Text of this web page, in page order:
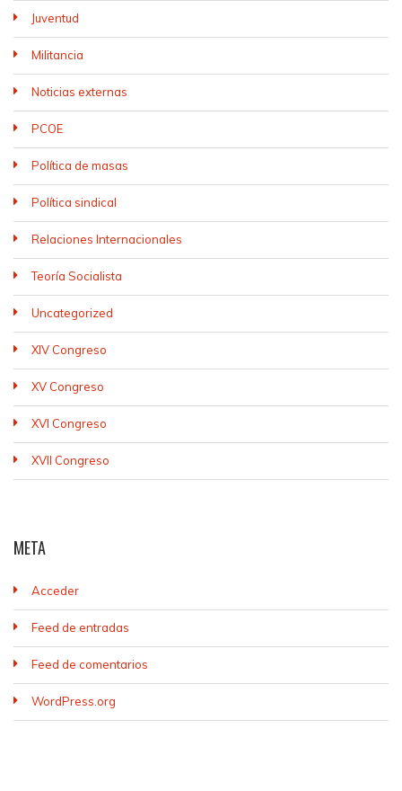
Juventud
Militancia
Noticias externas
PCOE
Política de masas
Política sindical
Relaciones Internacionales
Teoría Socialista
Uncategorized
XIV Congreso
XV Congreso
XVI Congreso
XVII Congreso
META
Acceder
Feed de entradas
Feed de comentarios
WordPress.org